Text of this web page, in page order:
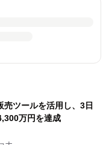
ツールを活用し、3日
万円を達成